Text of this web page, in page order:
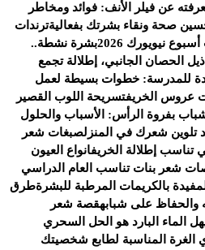
عن فيلر الأنف: فوائد ومخاطر
صحة ونقاء بشرتك بفعاليةترندات
نيويورك 2026
بشرة نشطة..
ذيل الحصان الجانبي، إطلالة تجمع
للمدرسة: خطوات بسيطة لعمل
عروس الخريفتسريحة اللوب القصير
بفروة الرأس: الأسباب والحلول
تلوين شعرك في المنزلصبغات شعر
إطلالة الخريفانواع العيون
شعر بنات تناسب العام الدراسي
بالكريمات المرطبة للبشرةطرق
والحفاظ على شبابهقصة شعر
هل الماء البارد هو الحل السحري
الغرة المناسبة لطابع شخصيتك